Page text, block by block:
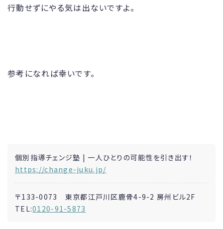
行動せずにやる気は出ないですよ。
参考になれば幸いです。
個別指導チェンジ塾 | 一人ひとりの可能性を引き出す！
https://change-juku.jp/
〒133-0073 東京都江戸川区鹿骨4-9-2 房州ビル2F
TEL:0120-91-5873